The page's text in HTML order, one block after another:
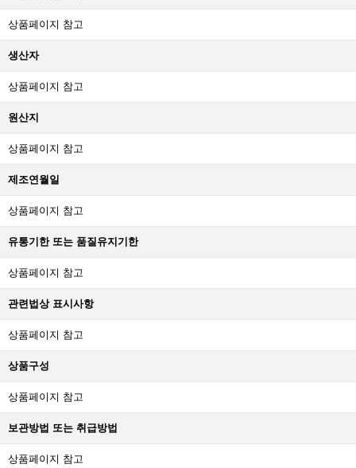
상품페이지 참고
생산자
상품페이지 참고
원산지
상품페이지 참고
제조연월일
상품페이지 참고
유통기한 또는 품질유지기한
상품페이지 참고
관련법상 표시사항
상품페이지 참고
상품구성
상품페이지 참고
보관방법 또는 취급방법
상품페이지 참고